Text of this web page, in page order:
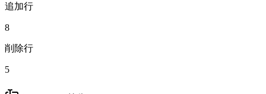
追加行
8
削除行
5